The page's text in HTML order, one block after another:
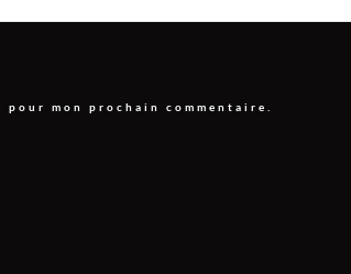
mon prochain commentaire.